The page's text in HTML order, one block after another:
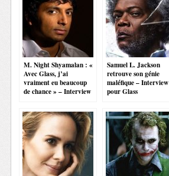
M. Night Shyamalan : «
Avec Glass, j’ai
vraiment eu beaucoup
de chance » – Interview
Samuel L. Jackson
retrouve son génie
maléfique – Interview
pour Glass